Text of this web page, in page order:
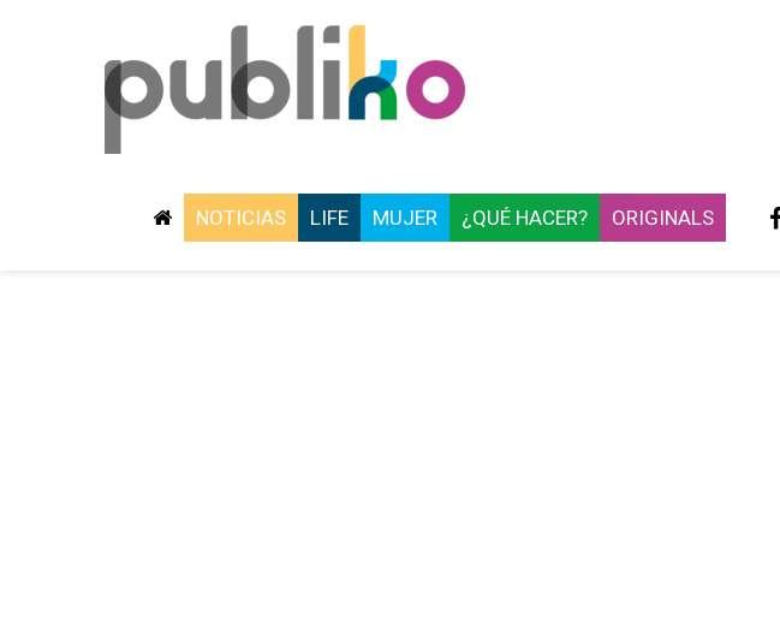
NOTICIAS LIFE MUJER ¿QUÉ HACER? ORIGINALS